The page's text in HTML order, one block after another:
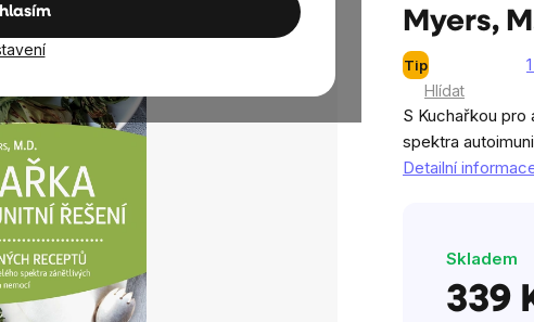
Myers,
Tip
Průměrné
hodnocení
produktu
je
5,0
hvězdiček.
Hlídat
S Kuchařkou pro
spektra
Detailní
Skladem
339